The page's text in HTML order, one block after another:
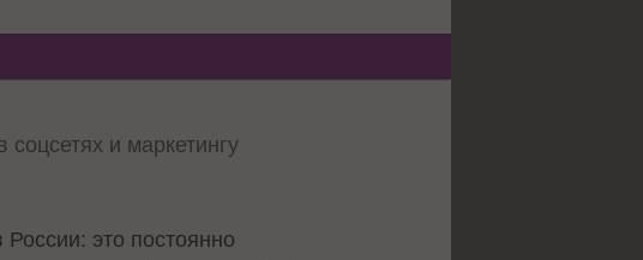
и маркетингу
это постоянно